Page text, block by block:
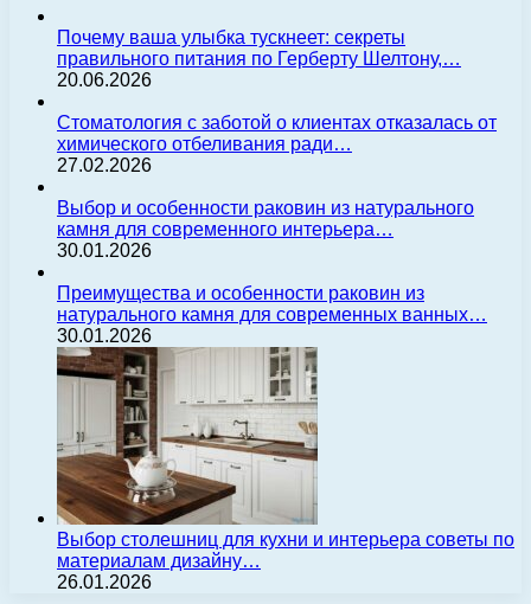
Почему ваша улыбка тускнеет: секреты
правильного питания по Герберту Шелтону,…
20.06.2026
Стоматология с заботой о клиентах отказалась от
химического отбеливания ради…
27.02.2026
Выбор и особенности раковин из натурального
камня для современного интерьера…
30.01.2026
Преимущества и особенности раковин из
натурального камня для современных ванных…
30.01.2026
Выбор столешниц для кухни и интерьера советы по
материалам дизайну…
26.01.2026